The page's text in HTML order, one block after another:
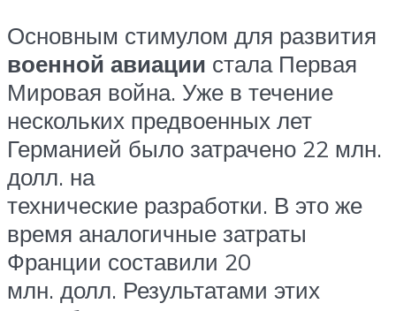
Основным стимулом для развития
военной авиации стала Первая
Мировая война. Уже в течение
нескольких предвоенных лет
Германией было затрачено 22 млн.
долл. на
технические разработки. В это же
время аналогичные затраты
Франции составили 20
млн. долл. Результатами этих